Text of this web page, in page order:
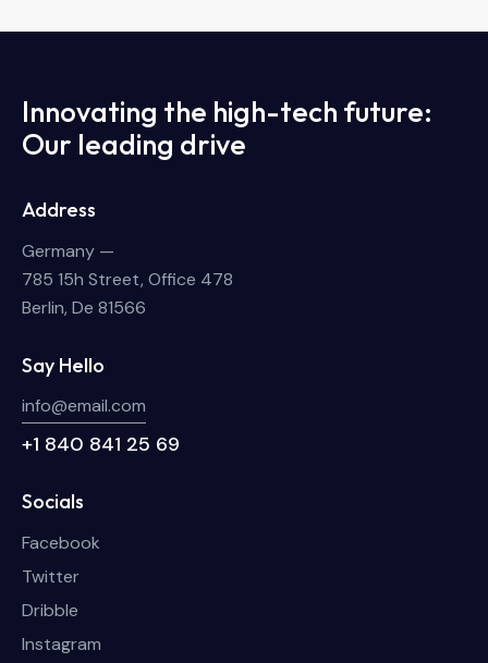
Innovating the high-tech future:
Our leading drive
Address
Germany —
785 15h Street, Office 478
Berlin, De 81566
Say Hello
info@email.com
+1 840 841 25 69
Socials
Facebook
Twitter
Dribble
Instagram